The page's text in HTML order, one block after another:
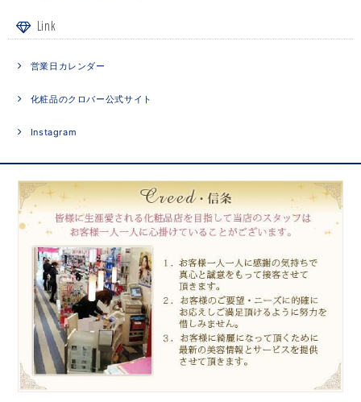
Link
営業日カレンダー
化粧品のクロバー公式サイト
Instagram